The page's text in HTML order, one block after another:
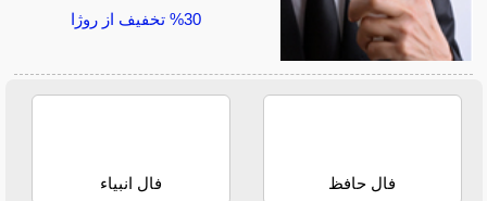
30% تخفیف از روژا
فال حافظ فال انبیاء